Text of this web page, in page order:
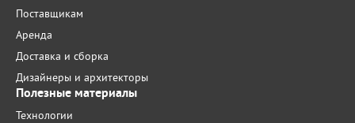
Поставщикам
Аренда
Доставка и сборка
Дизайнеры и архитекторы
Полезные материалы
Технологии